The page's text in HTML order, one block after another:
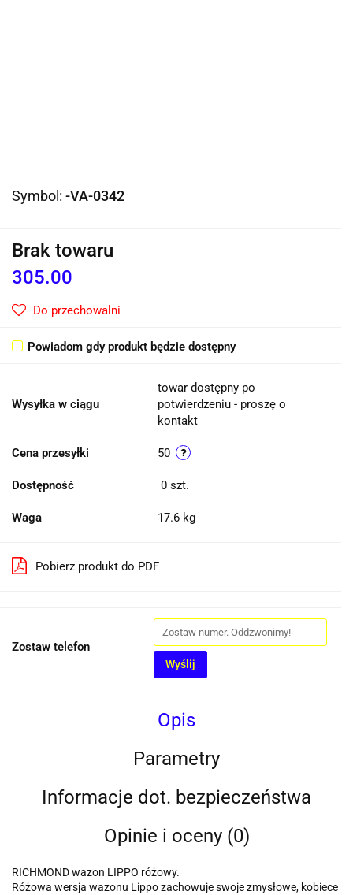
Symbol: -VA-0342
Brak towaru
305.00
Do przechowalni
Powiadom gdy produkt będzie dostępny
Wysyłka w ciągu
towar dostępny po
potwierdzeniu - proszę o
kontakt
Cena przesyłki 50
Dostępność 0 szt.
Waga 17.6 kg
Pobierz produkt do PDF
Zostaw telefon
Wyślij
Opis
Parametry
Informacje dot. bezpieczeństwa
Opinie i oceny (0)
RICHMOND wazon LIPPO różowy.
Różowa wersja wazonu Lippo zachowuje swoje zmysłowe, kobiece